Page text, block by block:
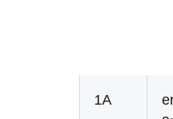
1A